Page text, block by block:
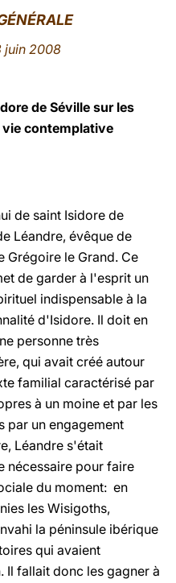
中文
juin 2008
de Séville sur les
contemplative
de saint Isidore de
Léandre, évêque de
Grégoire le Grand. Ce
de garder à l'esprit un
indispensable à la
d'Isidore. Il doit en
personne très
qui avait créé autour
familial caractérisé par
à un moine et par les
par un engagement
Léandre s'était
nécessaire pour faire
du moment: en
les Wisigoths,
la péninsule ibérique
qui avaient
Il fallait donc les gagner à